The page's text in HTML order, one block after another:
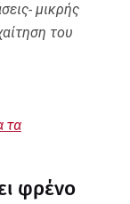
μικρής
του
τα
φρένο